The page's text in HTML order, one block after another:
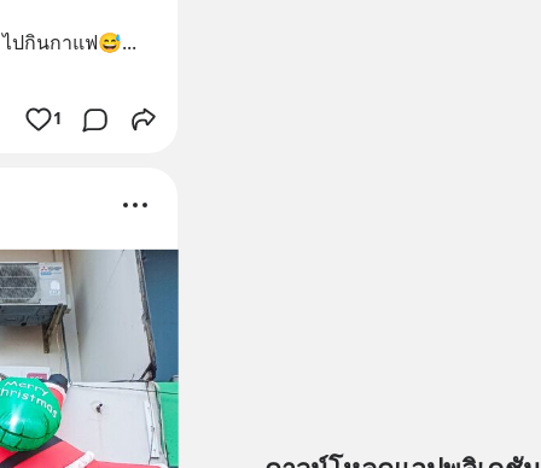
ไปกินกาแฟ😅
1